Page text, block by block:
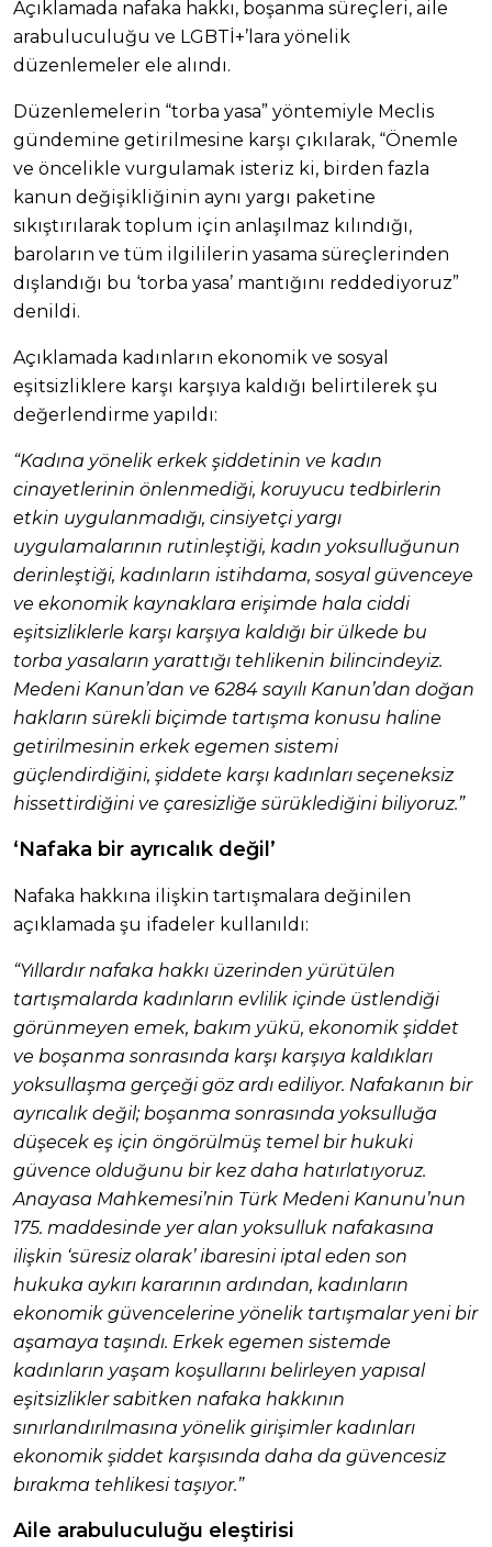
Açıklamada nafaka hakkı, boşanma süreçleri, aile
arabuluculuğu ve LGBTİ+’lara yönelik
düzenlemeler ele alındı.
Düzenlemelerin “torba yasa” yöntemiyle Meclis
gündemine getirilmesine karşı çıkılarak, “Önemle
ve öncelikle vurgulamak isteriz ki, birden fazla
kanun değişikliğinin aynı yargı paketine
sıkıştırılarak toplum için anlaşılmaz kılındığı,
baroların ve tüm ilgililerin yasama süreçlerinden
dışlandığı bu ‘torba yasa’ mantığını reddediyoruz”
denildi.
Açıklamada kadınların ekonomik ve sosyal
eşitsizliklere karşı karşıya kaldığı belirtilerek şu
değerlendirme yapıldı:
“Kadına yönelik erkek şiddetinin ve kadın
cinayetlerinin önlenmediği, koruyucu tedbirlerin
etkin uygulanmadığı, cinsiyetçi yargı
uygulamalarının rutinleştiği, kadın yoksulluğunun
derinleştiği, kadınların istihdama, sosyal güvenceye
ve ekonomik kaynaklara erişimde hala ciddi
eşitsizliklerle karşı karşıya kaldığı bir ülkede bu
torba yasaların yarattığı tehlikenin bilincindeyiz.
Medeni Kanun’dan ve 6284 sayılı Kanun’dan doğan
hakların sürekli biçimde tartışma konusu haline
getirilmesinin erkek egemen sistemi
güçlendirdiğini, şiddete karşı kadınları seçeneksiz
hissettirdiğini ve çaresizliğe sürüklediğini biliyoruz.”
‘Nafaka bir ayrıcalık değil’
Nafaka hakkına ilişkin tartışmalara değinilen
açıklamada şu ifadeler kullanıldı:
“Yıllardır nafaka hakkı üzerinden yürütülen
tartışmalarda kadınların evlilik içinde üstlendiği
görünmeyen emek, bakım yükü, ekonomik şiddet
ve boşanma sonrasında karşı karşıya kaldıkları
yoksullaşma gerçeği göz ardı ediliyor. Nafakanın bir
ayrıcalık değil; boşanma sonrasında yoksulluğa
düşecek eş için öngörülmüş temel bir hukuki
güvence olduğunu bir kez daha hatırlatıyoruz.
Anayasa Mahkemesi’nin Türk Medeni Kanunu’nun
175. maddesinde yer alan yoksulluk nafakasına
ilişkin ‘süresiz olarak’ ibaresini iptal eden son
hukuka aykırı kararının ardından, kadınların
ekonomik güvencelerine yönelik tartışmalar yeni bir
aşamaya taşındı. Erkek egemen sistemde
kadınların yaşam koşullarını belirleyen yapısal
eşitsizlikler sabitken nafaka hakkının
sınırlandırılmasına yönelik girişimler kadınları
ekonomik şiddet karşısında daha da güvencesiz
bırakma tehlikesi taşıyor.”
Aile arabuluculuğu eleştirisi